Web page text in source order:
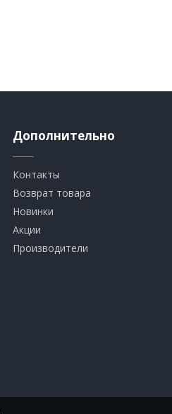
Дополнительно
Контакты
Возврат товара
Новинки
Акции
Производители